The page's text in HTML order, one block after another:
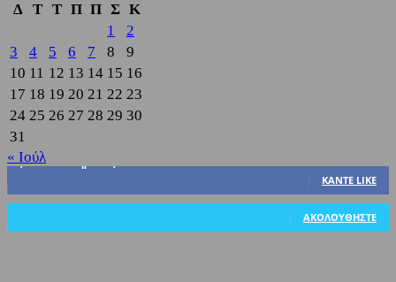
Δ
Τ Τ Π Π Σ Κ
1
2
3
4 5 6 7 8
9
10 11 12 13 14 15 16
17 18 19 20 21 22 23
24 25 26 27 28 29 30
31
« Ιούλ
3,822
ΚΆΝΤΕ LIKE
ΑΚΟΛΟΥΘΉΣΤΕ